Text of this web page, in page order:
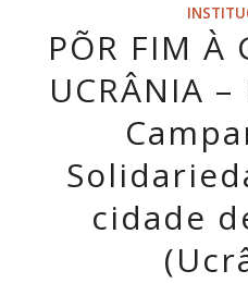
PÕR FIM À
UCRÂNIA
cidade